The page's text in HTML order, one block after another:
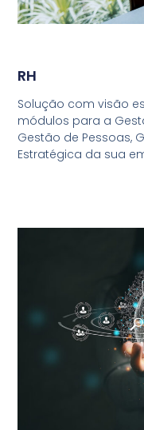
RH
Solução com visão
módulos para a
Gestão de Pessoas,
Estratégica da sua